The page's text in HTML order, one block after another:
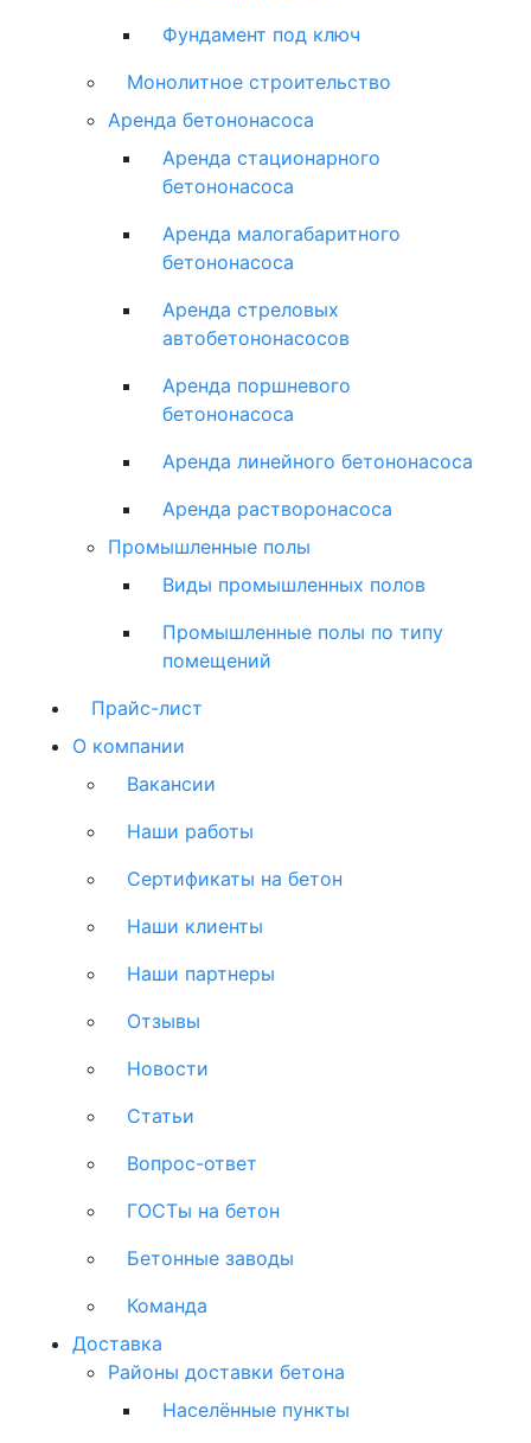
Фундамент под ключ
Монолитное строительство
Аренда бетононасоса
Аренда стационарного
бетононасоса
Аренда малогабаритного
бетононасоса
Аренда стреловых
автобетононасосов
Аренда поршневого
бетононасоса
Аренда линейного бетононасоса
Аренда растворонасоса
Промышленные полы
Виды промышленных полов
Промышленные полы по типу
помещений
Прайс-лист
О компании
Вакансии
Наши работы
Сертификаты на бетон
Наши клиенты
Наши партнеры
Отзывы
Новости
Статьи
Вопрос-ответ
ГОСТы на бетон
Бетонные заводы
Команда
Доставка
Районы доставки бетона
Населённые пункты